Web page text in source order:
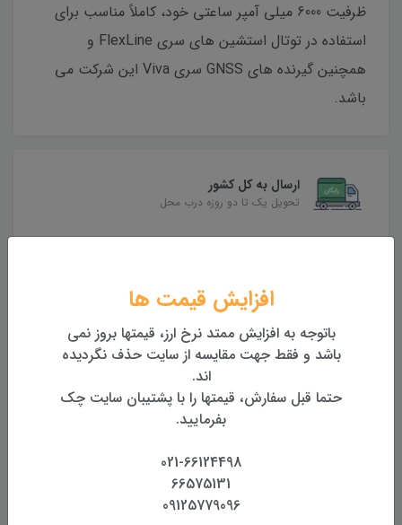
ظرفیت 6000 میلی آمپر ساعتی خود، کاملاً مناسب برای
استفاده در توتال استشین های سری FlexLine و
همچنین گیرنده های GNSS سری Viva این شرکت می
باشد.
ارسال به کل کشور
تحویل یک تا دو روزه درب محل
تضمین اصالت و کیفیت کالا
همراه با گارانتی معتبر
بازگشت وجه بدون قید و شرط
افزایش قیمت ها
باتوجه به افزایش ممتد نرخ ارز، قیمتها بروز نمی
باشد و فقط جهت مقایسه از سایت حذف نگردیده
اند.
حتما قبل سفارش، قیمتها را با پشتیبان سایت چک
بفرمایید.
021-66124498
66575131
09125779096